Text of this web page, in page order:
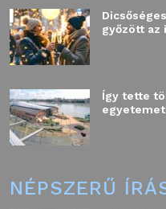
győzött az
Így tette
NÉPSZERŰ